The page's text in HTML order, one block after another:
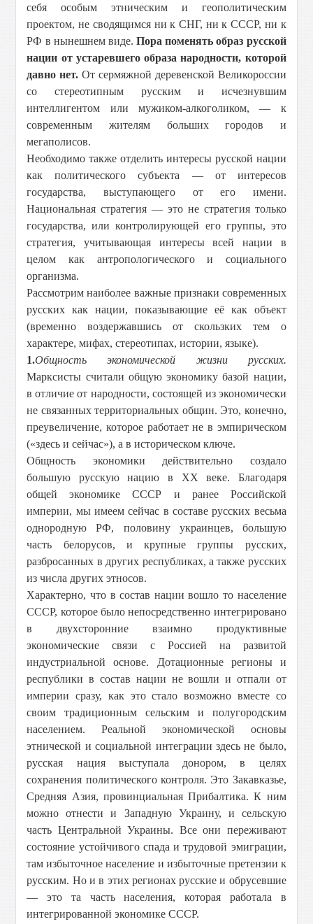
себя особым этническим и геополитическим
проектом, не сводящимся ни к СНГ, ни к СССР, ни к
РФ в нынешнем виде.Пора поменять образ русской
нации от устаревшего образа народности, которой
давно нет. От сермяжной деревенской Великороссии
со стереотипным русским и исчезнувшим
интеллигентом или мужиком-алкоголиком, — к
современным жителям больших городов и
мегаполисов.
Необходимо также отделить интересы русской нации
как политического субъекта — от интересов
государства, выступающего от его имени.
Национальная стратегия — это не стратегия только
государства, или контролирующей его группы, это
стратегия, учитывающая интересы всей нации в
целом как антропологического и социального
организма.
Рассмотрим наиболее важные признаки современных
русских как нации, показывающие её как объект
(временно воздержавшись от скользких тем о
характере, мифах, стереотипах, истории, языке).
1.Общность экономической жизни русских.
Марксисты считали общую экономику базой нации,
в отличие от народности, состоящей из экономически
не связанных территориальных общин. Это, конечно,
преувеличение, которое работает не в эмпирическом
(«здесь и сейчас»), а в историческом ключе.
Общность экономики действительно создало
большую русскую нацию в XX веке. Благодаря
общей экономике СССР и ранее Российской
империи, мы имеем сейчас в составе русских весьма
однородную РФ, половину украинцев, большую
часть белорусов, и крупные группы русских,
разбросанных в других республиках, а также русских
из числа других этносов.
Характерно, что в состав нации вошло то население
СССР, которое было непосредственно интегрировано
в двухсторонние взаимно продуктивные
экономические связи с Россией на развитой
индустриальной основе. Дотационные регионы и
республики в состав нации не вошли и отпали от
империи сразу, как это стало возможно вместе со
своим традиционным сельским и полугородским
населением. Реальной экономической основы
этнической и социальной интеграции здесь не было,
русская нация выступала донором, в целях
сохранения политического контроля. Это Закавказье,
Средняя Азия, провинциальная Прибалтика. К ним
можно отнести и Западную Украину, и сельскую
часть Центральной Украины. Все они переживают
состояние устойчивого спада и трудовой эмиграции,
там избыточное население и избыточные претензии к
русским. Но и в этих регионах русские и обрусевшие
— это та часть населения, которая работала в
интегрированной экономике СССР.